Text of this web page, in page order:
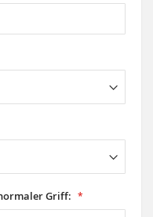
Griff: